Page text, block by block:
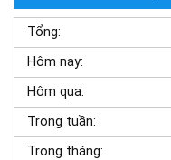
Tổng:
Hôm nay:
Hôm qua:
Trong tuần:
Trong tháng: